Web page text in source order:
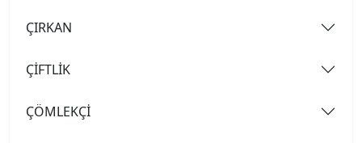
ÇIRKAN
ÇİFTLİK
ÇÖMLEKÇİ